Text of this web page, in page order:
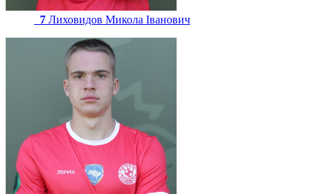
7 Лиховидов Микола Іванович